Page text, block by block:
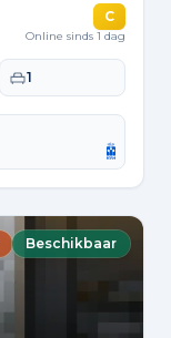
C
Online sinds 1 dag
Slaapkamers
1
Beschikbaar